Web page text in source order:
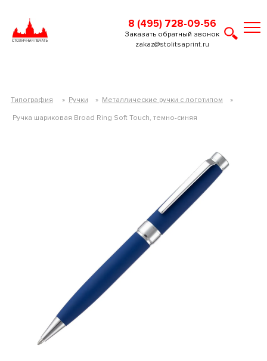
8 (495) 728-09-56
zakaz@stolitsaprint.ru
Заказать обратный звонок
Типография » Ручки » Металлические ручки с логотипом
»
Ручка шариковая Broad Ring Soft Touch, темно-синяя